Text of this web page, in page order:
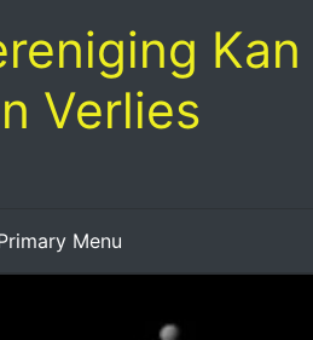
Kan
Verlies
Menu